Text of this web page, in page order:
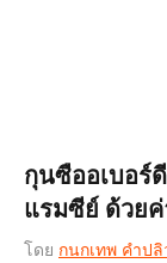
กุนซืออเบอร์
แรมซีย์ ด้วย
โดย กนกเทพ คำปลิ